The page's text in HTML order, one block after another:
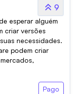
9
esperar alguém
criar versões
necessidades.
podem criar
Pago